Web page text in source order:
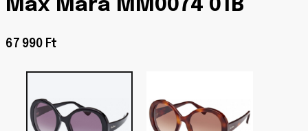
Max Mara MM0074 01B
67 990 Ft